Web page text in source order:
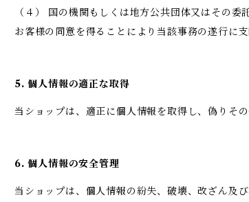
（４） 国の機関もしくは地方公共団体又はその
お客様の同意を得ることにより当該事務の遂行に
5. 個人情報の適正な取得
当ショップは、適正に個人情報を取得し、偽りそ
6. 個人情報の安全管理
当ショップは、個人情報の紛失、破壊、改ざん及